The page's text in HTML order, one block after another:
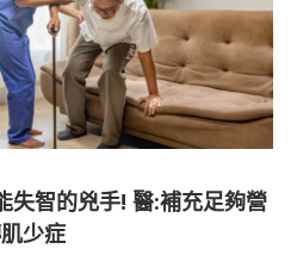
失智的兇手! 醫:補充足夠營
少症